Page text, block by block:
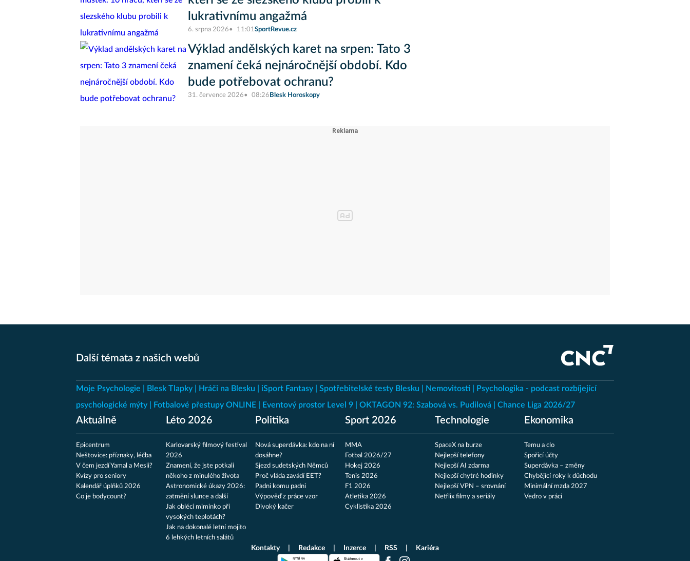
lukrativnímu angažmá
6. srpna 2026 11:01SportRevue.cz
Výklad andělských karet na srpen: Tato 3
znamení čeká nejnáročnější období. Kdo
bude potřebovat ochranu?
31. července 2026 08:26 Blesk Horoskopy
Další témata z našich webů
Moje Psychologie Blesk Tlapky Hráči na Blesku iSport Fantasy Spotřebitelské testy Blesku Nemovitosti
Psychologika - podcast rozbíjející
psychologické mýty
Fotbalové přestupy ONLINE Eventový prostor Level 9 OKTAGON 92: Szabová vs. Pudilová Chance Liga 2026/27
Aktuálně
Epicentrum
Neštovice: příznaky, léčba
V čem jezdí Yamal a Mesii?
Kvízy pro seniory
Kalendář úplňků 2026
Co je bodycount?
Léto 2026
Karlovarský filmový festival
2026
Znamení, že jste potkali
někoho z minulého života
Astronomické úkazy 2026:
zatmění slunce a další
Jak obléci miminko při
vysokých teplotách?
Jak na dokonalé letní mojito
6 lehkých letních salátů
Politika
Nová superdávka: kdo na ní
dosáhne?
Sjezd sudetských Němců
Proč vláda zavádí EET?
Padni komu padni
Výpověď z práce vzor
Divoký kačer
Sport 2026
MMA
Fotbal 2026/27
Hokej 2026
Tenis 2026
F1 2026
Atletika 2026
Cyklistika 2026
Technologie
SpaceX na burze
Nejlepší telefony
Nejlepší AI zdarma
Nejlepší chytré hodinky
Nejlepší VPN – srovnání
Netflix filmy a seriály
Ekonomika
Temu a clo
Spořicí účty
Superdávka – změny
Chybějící roky k důchodu
Minimální mzda 2027
Vedro v práci
Kontakty Redakce Inzerce RSS Kariéra